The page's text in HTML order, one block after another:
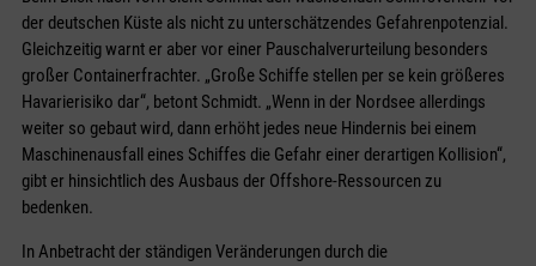
der deutschen Küste als nicht zu unterschätzendes Gefahrenpotenzial.
Gleichzeitig warnt er aber vor einer Pauschalverurteilung besonders
großer Containerfrachter. „Große Schiffe stellen per se kein größeres
Havarierisiko dar“, betont Schmidt. „Wenn in der Nordsee allerdings
weiter so gebaut wird, dann erhöht jedes neue Hindernis bei einem
Maschinenausfall eines Schiffes die Gefahr einer derartigen Kollision“,
gibt er hinsichtlich des Ausbaus der Offshore-Ressourcen zu
bedenken.
In Anbetracht der ständigen Veränderungen durch die